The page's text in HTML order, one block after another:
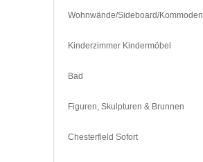
Wohnwände/Sideboard/Kommoden
Kinderzimmer Kindermöbel
Bad
Figuren, Skulpturen & Brunnen
Chesterfield Sofort